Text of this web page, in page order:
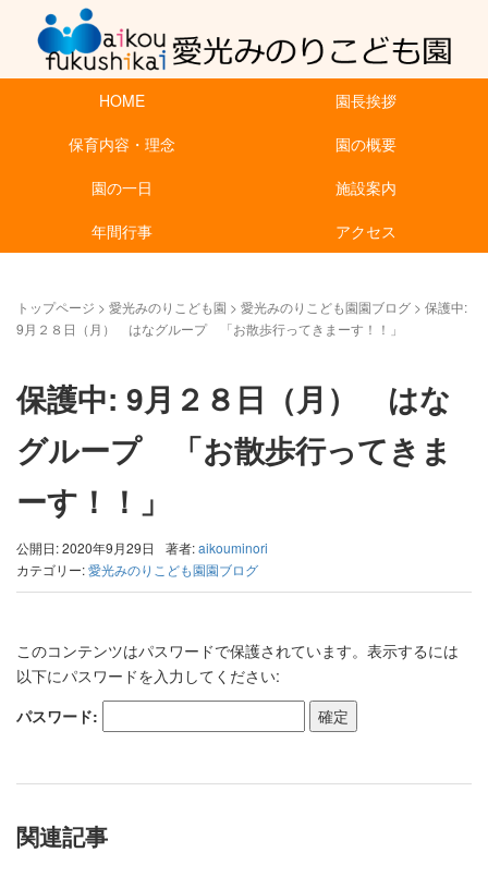
HOME
園長挨拶
保育内容・理念
園の概要
園の一日
施設案内
年間行事
アクセス
トップページ > 愛光みのりこども園 > 愛光みのりこども園園ブログ > 保護中:
9月２８日（月） はなグループ 「お散歩行ってきまーす！！」
保護中: 9月２８日（月） はな
グループ 「お散歩行ってきま
ーす！！」
公開日: 2020年9月29日 著者:aikouminori
カテゴリー:愛光みのりこども園園ブログ
このコンテンツはパスワードで保護されています。表示するには
以下にパスワードを入力してください:
パスワード:
関連記事